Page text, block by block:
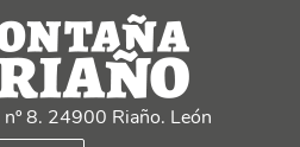
8. 24900 Riaño. León